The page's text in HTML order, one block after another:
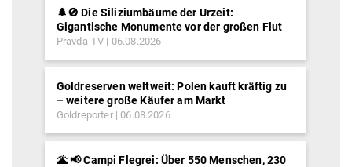
🌲🚫 Die Siliziumbäume der Urzeit:
Gigantische Monumente vor der großen Flut
Pravda-TV 06.08.2026
Goldreserven weltweit: Polen kauft kräftig zu
– weitere große Käufer am Markt
Goldreporter 06.08.2026
🌋 📢 Campi Flegrei: Über 550 Menschen, 230